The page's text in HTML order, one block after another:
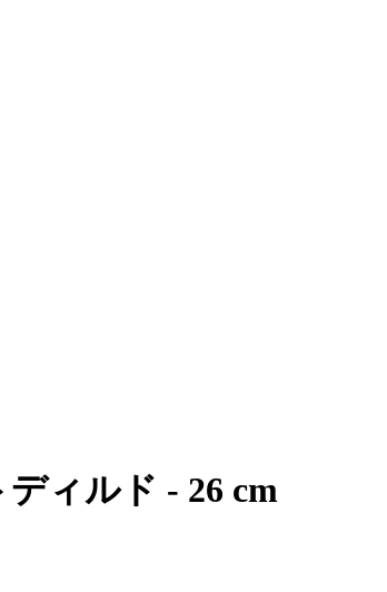
ィルド - 26 cm